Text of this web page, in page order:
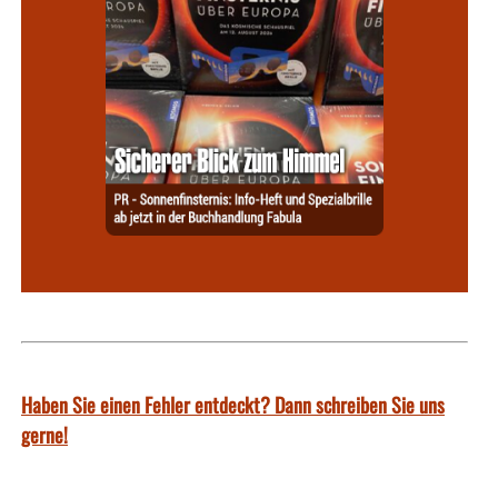
Haben Sie einen Fehler entdeckt? Dann schreiben Sie uns
gerne!